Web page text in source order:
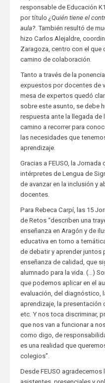
responsable de Educación
por título ¿Quién tiene el
aula?. También resultó de
hizo Carlos Alejaldre,
Zaragoza, centro con el que
camino de colaboración.
Tanto a través de la
expuestos por docentes de
mesa de expertos quedó
sobre este asunto, se debe
respuesta ante la llegada de
camino a recorrer para
las necesidades que
aprendizaje.
Gracias a FEUSO, la
intérpretes de Lengua de
de avanzar en la inclusión y
docentes.
Para Rebeca Carpí, las 15
de Retos “describen una
enseñanza en Aragón y de
educativa en torno a
de debatir y aprender juntos
enseñanza de calidad, que
alumnado para la vida. (…)
que podemos aplicar en el
evaluación, del diagnóstico,
aprendizaje, la presentación
etc. Y nos toca discriminar,
que nos van a funcionar a
como digo, de
es una realidad que
colegios”.
Desde FEUSO